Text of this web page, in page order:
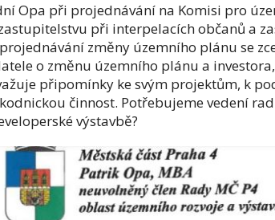
Opa při projednávání na Komisi pro
při interpelacích občanů a
změny územního plánu se
o změnu územního plánu a
připomínky ke svým projektům, k
činnost. Potřebujeme vedení
výstavbě?